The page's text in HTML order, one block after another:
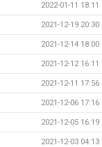
2022-01-11 18:11
2021-12-19 20:30
2021-12-14 18:00
2021-12-12 16:11
2021-12-11 17:56
2021-12-06 17:16
2021-12-05 16:19
2021-12-03 04:13